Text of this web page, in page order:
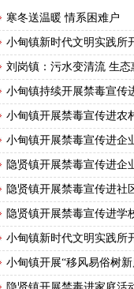
寒冬送温暖 情系困难户
小甸镇新时代文明实践所
刘岗镇：污水变清流 生态
小甸镇持续开展禁毒宣传
小甸镇开展禁毒宣传进农
小甸镇开展禁毒宣传进企
隐贤镇开展禁毒宣传进企
隐贤镇开展禁毒宣传进社
隐贤镇开展禁毒宣传进学
小甸镇新时代文明实践所
小甸镇开展“移风易俗树